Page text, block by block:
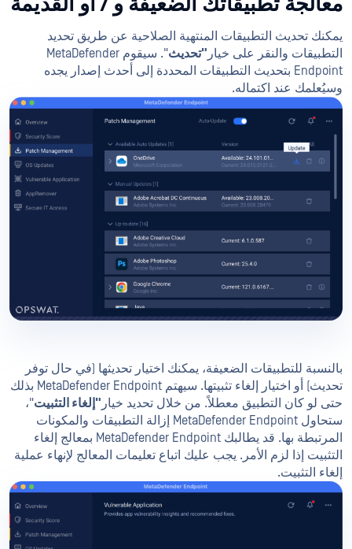
يمكنك تحديث التطبيقات المنتهية الصلاحية عن طريق تحديد
التطبيقات والنقر على خيار "تحديث
". سيقوم MetaDefender
Endpoint بتحديث التطبيقات المحددة إلى أحدث إصدار يجده
وسيُعلمك عند اكتماله.
بالنسبة للتطبيقات الضعيفة، يمكنك اختيار تحديثها (في حال توفر
تحديث) أو اختيار إلغاء تثبيتها. سيهتم MetaDefender Endpoint بذلك
حتى لو كان التطبيق معطلاً. من خلال تحديد خيار "إلغاء التثبيت"،
ستحاول MetaDefender Endpoint إزالة التطبيقات والمكونات
المرتبطة بها. قد يطالبك MetaDefender Endpoint بمعالج إلغاء
التثبيت إذا لزم الأمر. يجب عليك اتباع تعليمات المعالج لإنهاء عملية
إلغاء التثبيت.